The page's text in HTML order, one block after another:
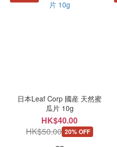
日本Leaf Corp 國産 天然蜜
瓜片 10g
HK$40.00
HK$50.00 20% OFF